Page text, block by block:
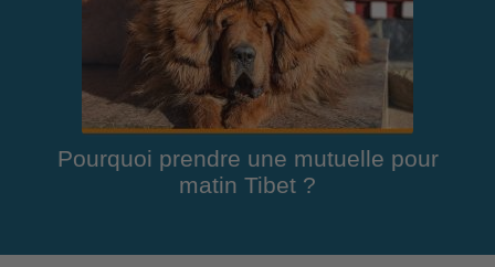
Pourquoi prendre une mutuelle pour
matin Tibet ?